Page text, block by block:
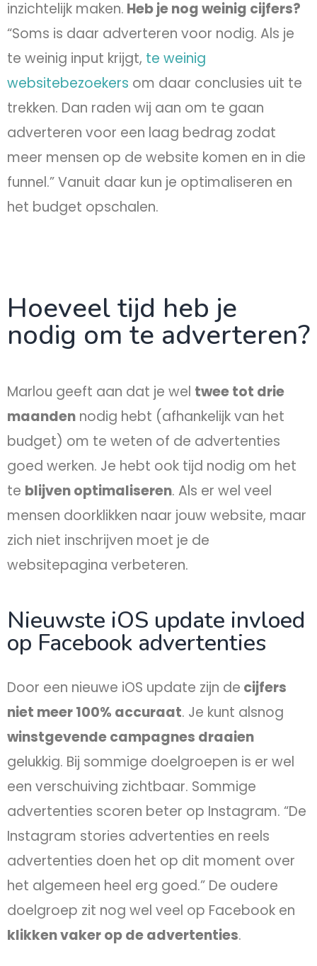
inzichtelijk maken. Heb je nog weinig cijfers?
“Soms is daar adverteren voor nodig. Als je
te weinig input krijgt, te weinig
websitebezoekers om daar conclusies uit te
trekken. Dan raden wij aan om te gaan
adverteren voor een laag bedrag zodat
meer mensen op de website komen en in die
funnel.” Vanuit daar kun je optimaliseren en
het budget opschalen.
Hoeveel tijd heb je
nodig om te adverteren?
Marlou geeft aan dat je wel twee tot drie
maanden nodig hebt (afhankelijk van het
budget) om te weten of de advertenties
goed werken. Je hebt ook tijd nodig om het
te blijven optimaliseren. Als er wel veel
mensen doorklikken naar jouw website, maar
zich niet inschrijven moet je de
websitepagina verbeteren.
Nieuwste iOS update invloed
op Facebook advertenties
Door een nieuwe iOS update zijn de cijfers
niet meer 100% accuraat. Je kunt alsnog
winstgevende campagnes draaien
gelukkig. Bij sommige doelgroepen is er wel
een verschuiving zichtbaar. Sommige
advertenties scoren beter op Instagram. “De
Instagram stories advertenties en reels
advertenties doen het op dit moment over
het algemeen heel erg goed.” De oudere
doelgroep zit nog wel veel op Facebook en
klikken vaker op de advertenties.